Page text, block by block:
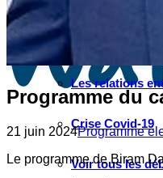
Les relations
Crise Covid-19
Voir tous les
Programme du
21 juin 2024Programme
Le programme de Biram